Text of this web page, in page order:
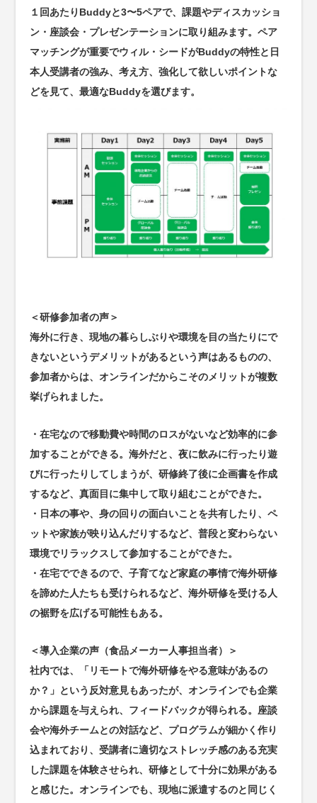
１回あたりBuddyと3〜5ペアで、課題やディスカッショ
ン・座談会・プレゼンテーションに取り組みます。ペア
マッチングが重要でウィル・シードがBuddyの特性と日
本人受講者の強み、考え方、強化して欲しいポイントな
どを見て、最適なBuddyを選びます。
＜研修参加者の声＞
海外に行き、現地の暮らしぶりや環境を目の当たりにで
きないというデメリットがあるという声はあるものの、
参加者からは、オンラインだからこそのメリットが複数
挙げられました。
・在宅なので移動費や時間のロスがないなど効率的に参
加することができる。海外だと、夜に飲みに行ったり遊
びに行ったりしてしまうが、研修終了後に企画書を作成
するなど、真面目に集中して取り組むことができた。
・日本の事や、身の回りの面白いことを共有したり、ペ
ットや家族が映り込んだりするなど、普段と変わらない
環境でリラックスして参加することができた。
・在宅でできるので、子育てなど家庭の事情で海外研修
を諦めた人たちも受けられるなど、海外研修を受ける人
の裾野を広げる可能性もある。
＜導入企業の声（食品メーカー人事担当者）＞
社内では、「リモートで海外研修をやる意味があるの
か？」という反対意見もあったが、オンラインでも企業
から課題を与えられ、フィードバックが得られる。座談
会や海外チームとの対話など、プログラムが細かく作り
込まれており、受講者に適切なストレッチ感のある充実
した課題を体験させられ、研修として十分に効果がある
と感じた。オンラインでも、現地に派遣するのと同じく